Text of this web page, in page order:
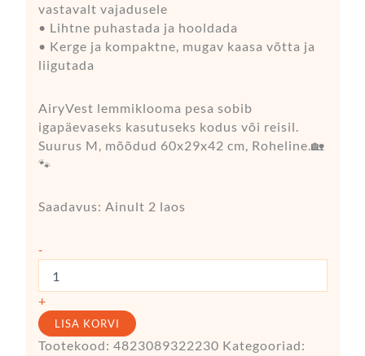
vastavalt vajadusele
• Lihtne puhastada ja hooldada
• Kerge ja kompaktne, mugav kaasa võtta ja
liigutada
AiryVest lemmiklooma pesa sobib
igapäevaseks kasutuseks kodus või reisil.
Suurus M, mõõdud 60x29x42 cm, Roheline.🏡
🐾
Saadavus: Ainult 2 laos
-
+
LISA KORVI
Tootekood: 4823089322230 Kategooriad: